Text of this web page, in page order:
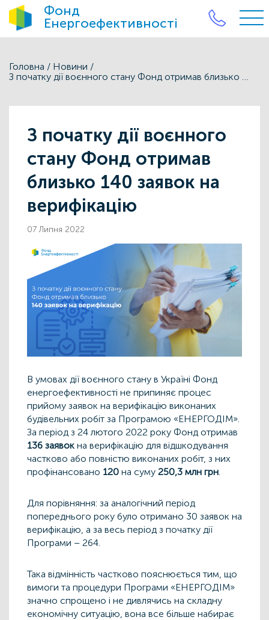
Фонд
Енергоефективності
Головна / Новини /
З початку дії воєнного стану Фонд отримав близько 140 заявок на верифікацію
З початку дії воєнного
стану Фонд отримав
близько 140 заявок на
верифікацію
07 Липня 2022
В умовах дії воєнного стану в Україні Фонд
енергоефективності не припиняє процес
прийому заявок на верифікацію виконаних
будівельних робіт за Програмою «ЕНЕРГОДІМ».
За період з 24 лютого 2022 року Фонд отримав
136 заявок на верифікацію для відшкодування
частково або повністю виконаних робіт, з них
профінансовано 120 на суму 250,3 млн грн.
Для порівняння: за аналогічний період
попереднього року було отримано 30 заявок на
верифікацію, а за весь період з початку дії
Програми – 264.
Така відмінність частково пояснюється тим, що
вимоги та процедури Програми «ЕНЕРГОДІМ»
значно спрощено і не дивлячись на складну
економічну ситуацію, вона все більше набирає